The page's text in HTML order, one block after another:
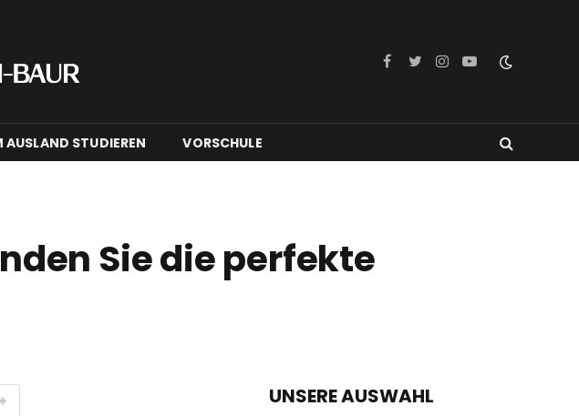
Facebook
TwitterInstagram
YouTube
AUSLAND STUDIEREN VORSCHULE
Sie die perfekte
UNSERE AUSWAHL